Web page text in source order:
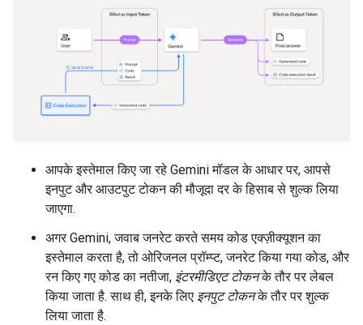
आपके इस्तेमाल किए जा रहे Gemini मॉडल के आधार पर, आपसे
इनपुट और आउटपुट टोकन की मौजूदा दर के हिसाब से शुल्क लिया
जाएगा.
अगर Gemini, जवाब जनरेट करते समय कोड एक्ज़ीक्यूशन का
इस्तेमाल करता है, तो ओरिजनल प्रॉम्प्ट, जनरेट किया गया कोड, और
रन किए गए कोड का नतीजा, इंटरमीडिएट टोकनके तौर पर लेबल
किया जाता है. साथ ही, इनके लिए इनपुट टोकनके तौर पर शुल्क
लिया जाता है.